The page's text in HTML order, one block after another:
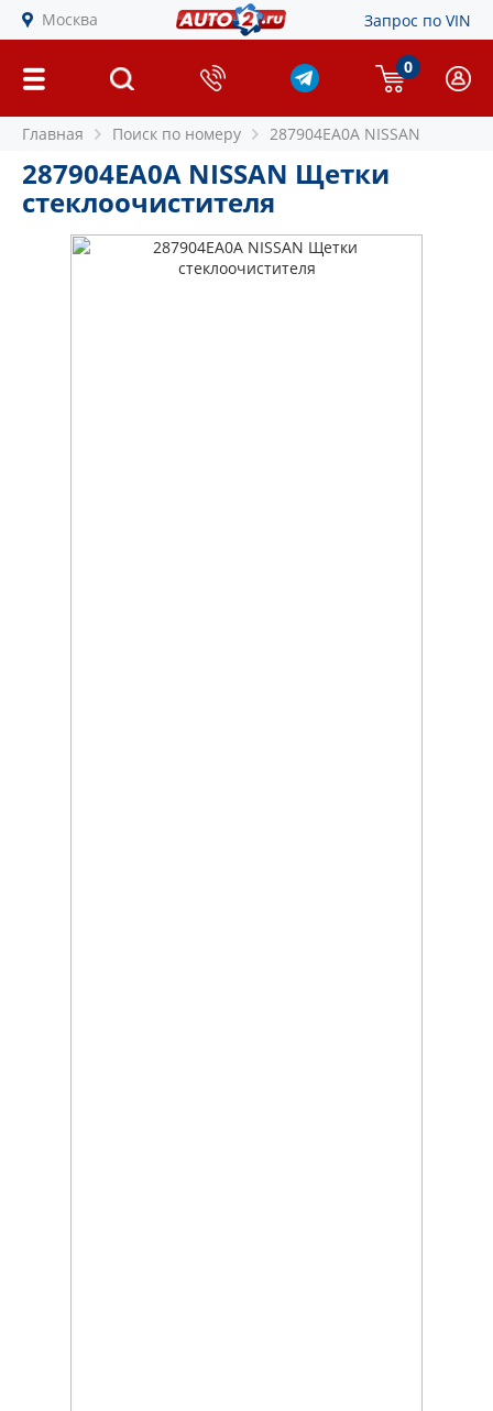
Москва Запрос по VIN
0
Главная Поиск по номеру 287904EA0A NISSAN
287904EA0A NISSAN Щетки
стеклоочистителя